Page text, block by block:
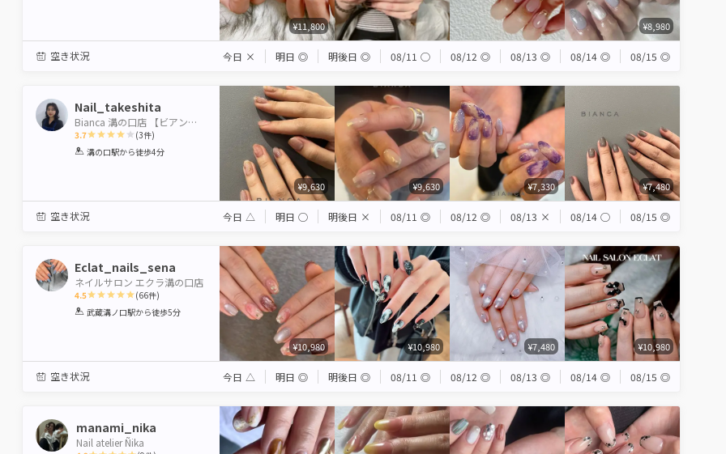
¥11,800 ¥8,980
空き状況 今日 × 明日 ◎ 明後日 ◎ 08/11 ◯ 08/12 ◎ 08/13 ◎ 08/14 ◎ 08/15 ◎
Nail_takeshita
Bianca 溝の口店 【ビアンカ】
3.7
1 2 3 4 5
(3件)
溝の口駅から徒歩4分
¥9,630 ¥9,630 ¥7,330 ¥7,480
空き状況 今日 △ 明日 ◯ 明後日 × 08/11 ◎ 08/12 ◎ 08/13 × 08/14 ◯ 08/15 ◎
Eclat_nails_sena
ネイルサロン エクラ溝の口店
4.5
1 2 3 4 5
(66件)
武蔵溝ノ口駅から徒歩5分
¥10,980 ¥10,980 ¥7,480 ¥10,980
空き状況 今日 △ 明日 ◎ 明後日 ◎ 08/11 ◎ 08/12 ◎ 08/13 ◎ 08/14 ◎ 08/15 ◎
manami_nika
Nail atelier Ñika